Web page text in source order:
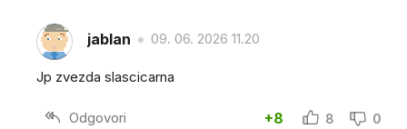
jablan 09. 06. 2026 11.20
Jp zvezda slascicarna
Odgovori +8 8 0